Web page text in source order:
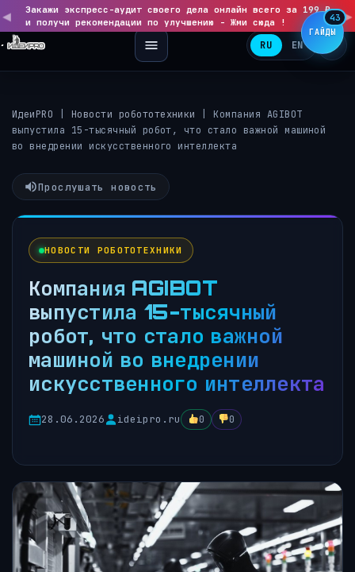
◀
Закажи экспресс-аудит своего дела онлайн всего за 199 ₽
и получи рекомендации по улучшению - Жми сюда !
▶
RU EN
ИдеиPRO Новости робототехники
Компания AGIBOT
выпустила 15-тысячный робот, что стало важной машиной
во внедрении искусственного интеллекта
Прослушать новость
НОВОСТИ РОБОТОТЕХНИКИ
Компания AGIBOT
выпустила 15-тысячный
робот, что стало важной
машиной во внедрении
искусственного интеллекта
28.06.2026 ideipro.ru 0 0
ГАЙДЫ
43